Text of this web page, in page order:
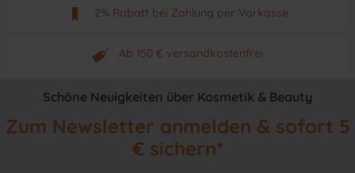
Mo - Fr. von 9 - 17 Uhr
2% Rabatt bei Zahlung per Vorkasse
Neuwertiges & aktuelles Produkt
Ab 150 € versandkostenfrei
Originalprodukt vom Hersteller
Schöne Neuigkeiten über Kosmetik & Beauty
Zum Newsletter anmelden & sofort 5
€ sichern*